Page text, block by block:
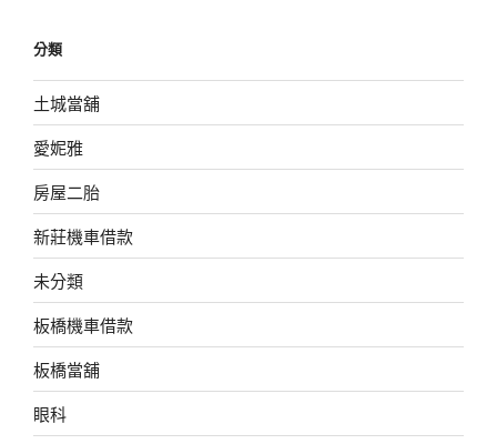
分類
土城當舖
愛妮雅
房屋二胎
新莊機車借款
未分類
板橋機車借款
板橋當舖
眼科